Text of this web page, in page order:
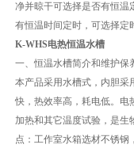
净并晾干可选择是否有恒温
有恒温时间定时，可选择定
K-WHS电热恒温水槽
一、恒温水槽简介和维护保
本产品采用水槽式，内胆采
快，热效率高，耗电低。电
加热和其它温度试验，是
点：工作室水箱选材不锈